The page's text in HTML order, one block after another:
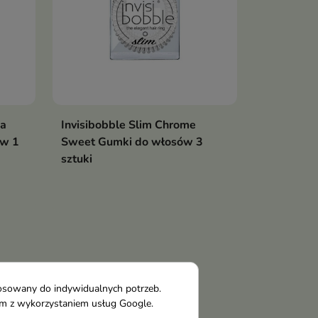
1
Invisibobble Slim Chrome
Sweet Gumki do włosów 3
sztuki
do indywidualnych potrzeb.
z wykorzystaniem usług Google.